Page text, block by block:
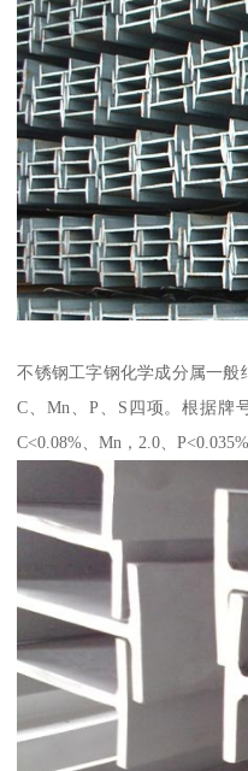
不锈钢工字钢化学成分属一般
C、Mn、P、S四项。根据牌
C<0.08%、Mn，2.0、